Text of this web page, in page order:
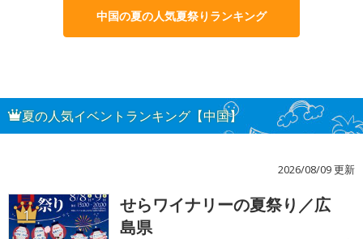
中国の夏の人気夏祭りランキング
夏の人気イベントランキング【中国】
2026/08/09 更新
1
せらワイナリーの夏祭り／広
島県